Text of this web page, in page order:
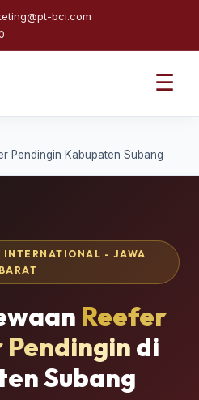
bci.com
☰
Pendingin Kabupaten Subang
INTERNATIONAL - JAWA
BARAT
Reefer
di
Subang